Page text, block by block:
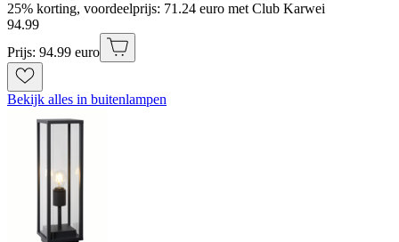
25% korting, voordeelprijs: 71.24 euro met Club Karwei
94.99
Prijs: 94.99 euro
Bekijk alles in buitenlampen